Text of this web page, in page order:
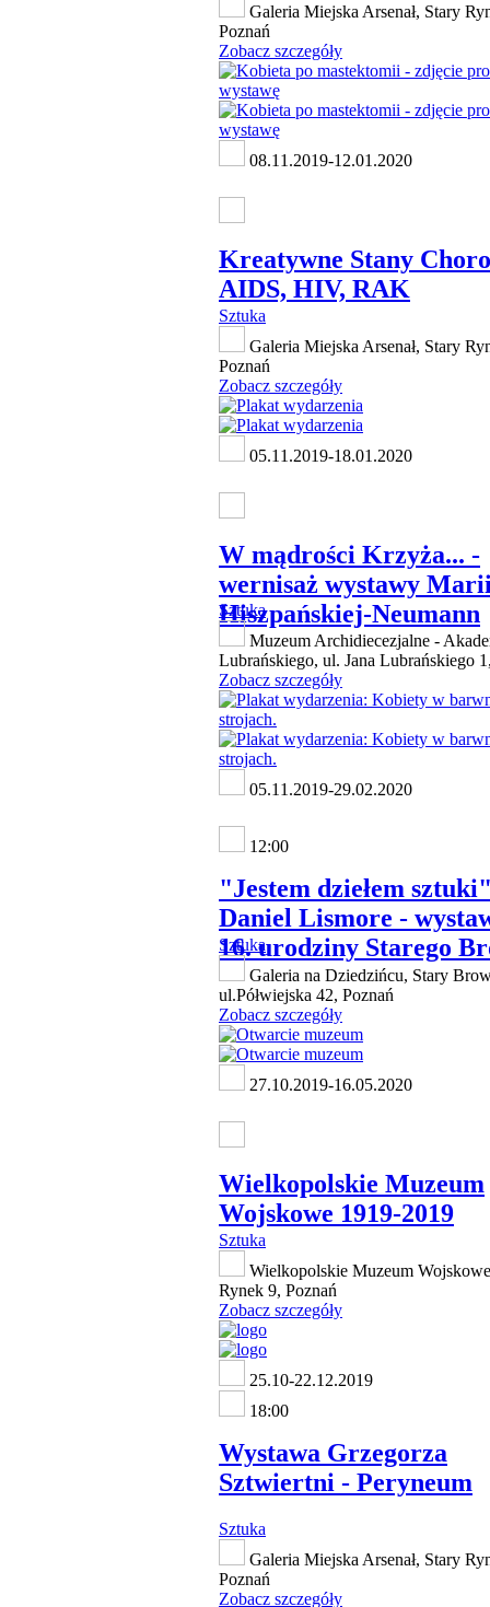
Galeria Miejska Arsenał, Stary
Poznań
Zobacz szczegóły
08.11.2019-12.01.2020
Kreatywne Stany
AIDS, HIV, RAK
Sztuka
Galeria Miejska Arsenał, Stary
Poznań
Zobacz szczegóły
05.11.2019-18.01.2020
W mądrości Krzyża... -
wernisaż wystawy
Hiszpańskiej-Neumann
Sztuka
Muzeum Archidiecezjalne -
Lubrańskiego, ul. Jana Lubrańskiego
Zobacz szczegóły
05.11.2019-29.02.2020
12:00
"Jestem dziełem
Daniel Lismore -
16. urodziny Starego
Sztuka
Galeria na Dziedzińcu, Stary
ul.Półwiejska 42, Poznań
Zobacz szczegóły
27.10.2019-16.05.2020
Wielkopolskie Muzeum
Wojskowe 1919-2019
Sztuka
Wielkopolskie Muzeum
Rynek 9, Poznań
Zobacz szczegóły
25.10-22.12.2019
18:00
Wystawa Grzegorza
Sztwiertni - Peryneum
Sztuka
Galeria Miejska Arsenał, Stary
Poznań
Zobacz szczegóły